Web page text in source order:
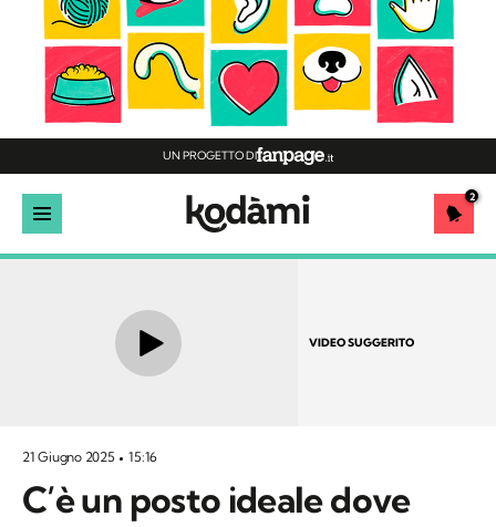
UN PROGETTO DI
2
VIDEO SUGGERITO
21 Giugno 2025 15:16
C’è un posto ideale dove